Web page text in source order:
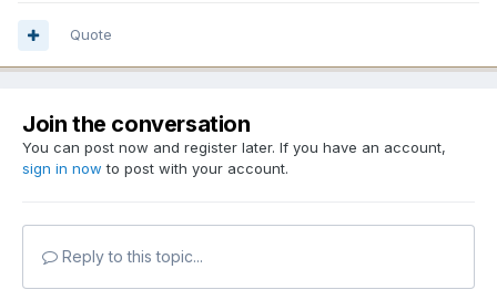
Quote
Join the conversation
You can post now and register later. If you have an account,
sign in now to post with your account.
Reply to this topic...